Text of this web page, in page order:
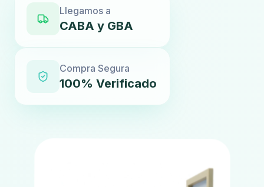
Llegamos a
CABA y GBA
Compra Segura
100% Verificado